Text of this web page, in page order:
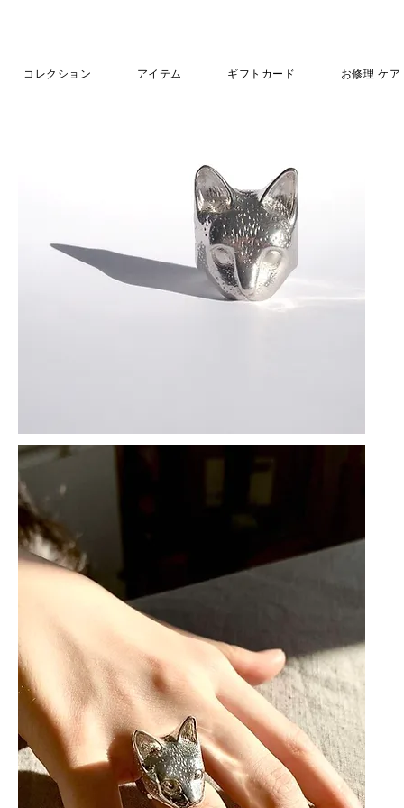
コレクション アイテム ギフトカード お修理 ケア